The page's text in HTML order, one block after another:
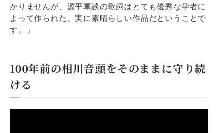
かりませんが、源平軍談の歌詞はとても優秀な学者に
よって作られた、実に素晴らしい作品だということで
す。」
100年前の相川音頭をそのままに守り続
ける